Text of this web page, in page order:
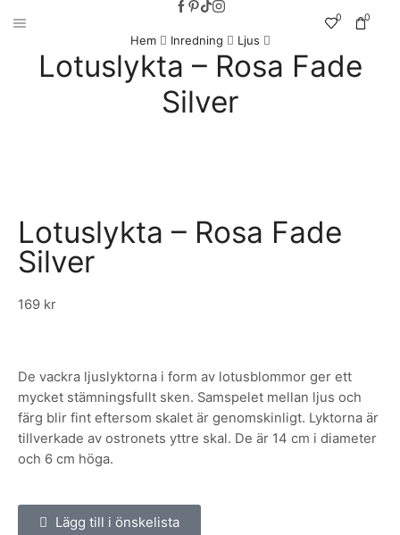
0 0
Hem Inredning Ljus
Lotuslykta – Rosa Fade
Silver
Lotuslykta – Rosa Fade
Silver
169 kr
De vackra ljuslyktorna i form av lotusblommor ger ett
mycket stämningsfullt sken. Samspelet mellan ljus och
färg blir fint eftersom skalet är genomskinligt. Lyktorna är
tillverkade av ostronets yttre skal. De är 14 cm i diameter
och 6 cm höga.
Lägg till i önskelista